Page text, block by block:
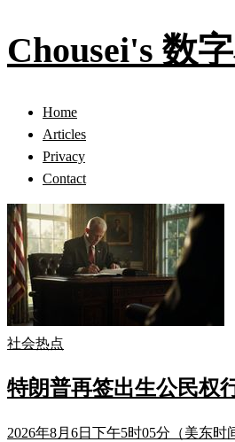
Chousei's 数
Home
Articles
Privacy
Contact
社会热点
特朗普再签出生公民权
2026年8月6日下午5时05分（美东